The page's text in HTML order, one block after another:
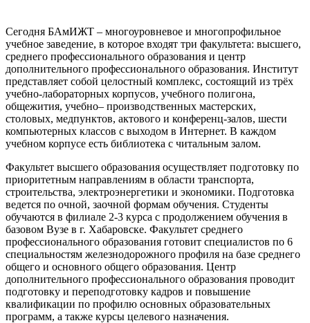
Сегодня БАмИЖТ – многоуровневое и многопрофильное
учебное заведение, в которое входят три факультета: высшего,
среднего профессионального образования и центр
дополнительного профессионального образования. Институт
представляет собой целостный комплекс, состоящий из трёх
учебно-лабораторных корпусов, учебного полигона,
общежития, учебно– производственных мастерских,
столовых, медпунктов, актового и конференц-залов, шести
компьютерных классов с выходом в Интернет. В каждом
учебном корпусе есть библиотека с читальным залом.
Факультет высшего образования осуществляет подготовку по
приоритетным направлениям в области транспорта,
строительства, электроэнергетики и экономики. Подготовка
ведется по очной, заочной формам обучения. Студенты
обучаются в филиале 2-3 курса с продолжением обучения в
базовом Вузе в г. Хабаровске. Факультет среднего
профессионального образования готовит специалистов по 6
специальностям железнодорожного профиля на базе среднего
общего и основного общего образования. Центр
дополнительного профессионального образования проводит
подготовку и переподготовку кадров и повышение
квалификации по профилю основных образовательных
программ, а также курсы целевого назначения.